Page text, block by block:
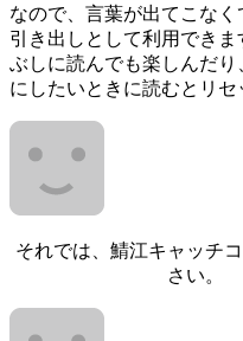
なので、言葉が出てこな
引き出しとして利用できま
ぶしに読んでも楽しんだ
にしたいときに読むとリセ
それでは、鯖江キャッチ
さい。